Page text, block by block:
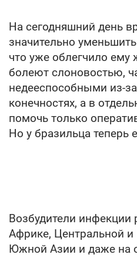
На сегодняшний день
значительно
что уже облегчило
болеют слоновостью,
недееспособными из-
конечностях, а в
помочь только
Но у бразильца теперь
Возбудители инфекции
Африке, Центральной
Южной Азии и даже на